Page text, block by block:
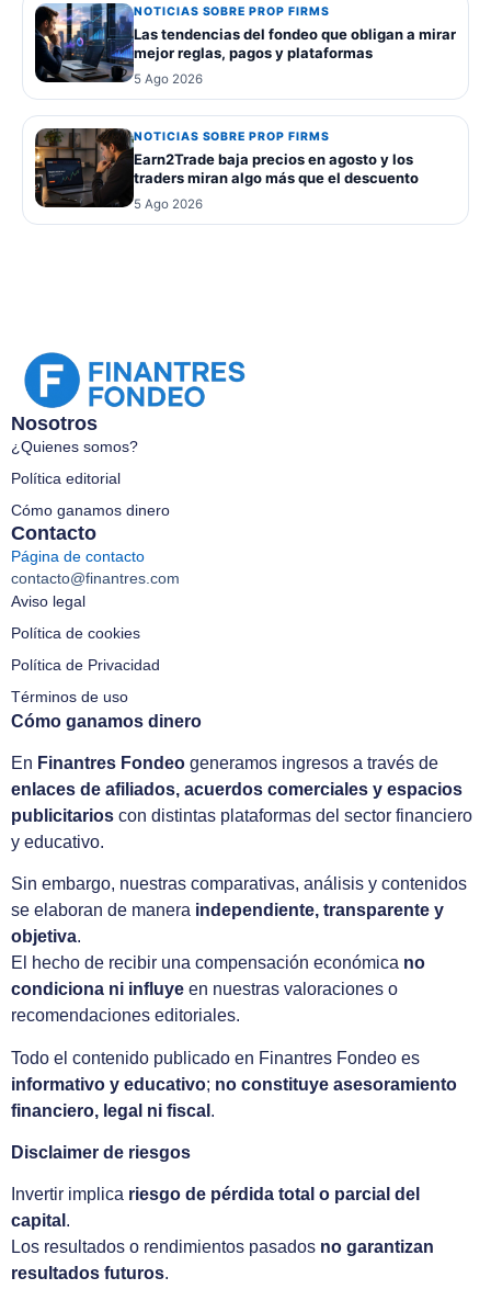
NOTICIAS SOBRE PROP FIRMS
Las tendencias del fondeo que obligan a mirar
mejor reglas, pagos y plataformas
5 Ago 2026
NOTICIAS SOBRE PROP FIRMS
Earn2Trade baja precios en agosto y los
traders miran algo más que el descuento
5 Ago 2026
Nosotros
¿Quienes somos?
Política editorial
Cómo ganamos dinero
Contacto
Página de contacto
contacto@finantres.com
Aviso legal
Política de cookies
Política de Privacidad
Términos de uso
Cómo ganamos dinero
En Finantres Fondeo generamos ingresos a través de
enlaces de afiliados, acuerdos comerciales y espacios
publicitarios con distintas plataformas del sector financiero
y educativo.
Sin embargo, nuestras comparativas, análisis y contenidos
se elaboran de manera independiente, transparente y
objetiva.
El hecho de recibir una compensación económica no
condiciona ni influye en nuestras valoraciones o
recomendaciones editoriales.
Todo el contenido publicado en Finantres Fondeo es
informativo y educativo; no constituye asesoramiento
financiero, legal ni fiscal .
Disclaimer de riesgos
Invertir implica riesgo de pérdida total o parcial del
capital .
Los resultados o rendimientos pasados no garantizan
resultados futuros.